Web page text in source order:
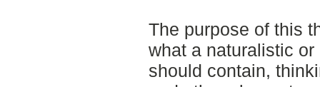
The purpose of this
what a naturalistic
should contain,